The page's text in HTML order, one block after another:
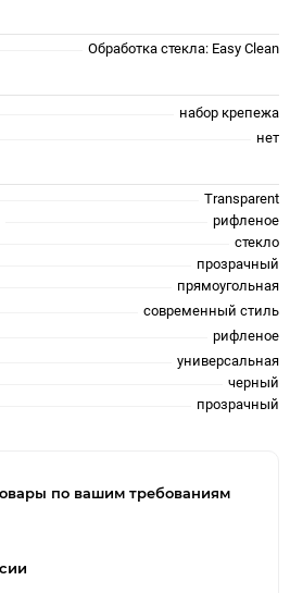
Обработка стекла: Easy Clean
набор крепежа
нет
Transparent
рифленое
стекло
прозрачный
прямоугольная
современный стиль
рифленое
универсальная
черный
прозрачный
по вашим требованиям